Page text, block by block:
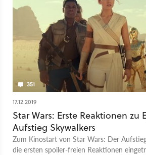
351
17.12.2019
Star Wars: Erste Reaktionen zu
Aufstieg Skywalkers
Zum Kinostart von Star Wars: Der
die ersten spoiler-freien Reaktionen